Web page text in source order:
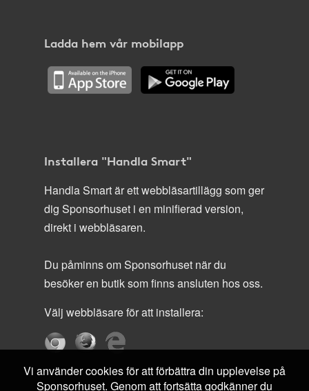
Ladda hem vår mobilapp
Installera "Handla Smart"
Handla Smart är ett webbläsartillägg som ger
dig Sponsorhuset i en minifierad version,
direkt i webbläsaren.
Du påminns om Sponsorhuset när du
besöker en butik som finns ansluten hos oss.
Välj webbläsare för att installera:
Vi använder cookies för att förbättra din upplevelse på
Sponsorhuset. Genom att fortsätta godkänner du